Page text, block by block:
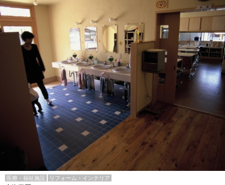
医療・福祉施設 リフォーム・インテリア